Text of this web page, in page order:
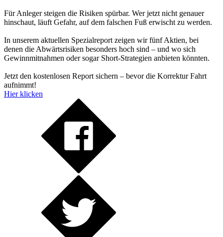
Für Anleger steigen die Risiken spürbar. Wer jetzt nicht genauer
hinschaut, läuft Gefahr, auf dem falschen Fuß erwischt zu werden.
In unserem aktuellen Spezialreport zeigen wir fünf Aktien, bei
denen die Abwärtsrisiken besonders hoch sind – und wo sich
Gewinnmitnahmen oder sogar Short-Strategien anbieten könnten.
Jetzt den kostenlosen Report sichern – bevor die Korrektur Fahrt
aufnimmt!
Hier klicken